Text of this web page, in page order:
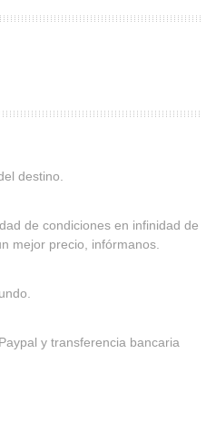
destino.
de condiciones en infinidad de
mejor precio, infórmanos.
y transferencia bancaria